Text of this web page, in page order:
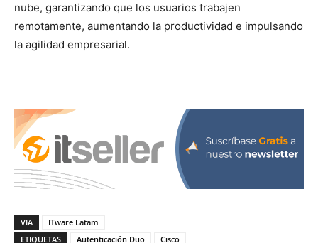
nube, garantizando que los usuarios trabajen
remotamente, aumentando la productividad e impulsando
la agilidad empresarial.
VIA
ITware Latam
ETIQUETAS
Autenticación Duo Cisco